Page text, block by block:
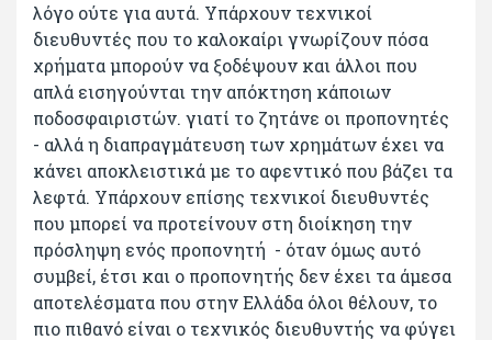
λόγο ούτε για αυτά. Υπάρχουν τεχνικοί
διευθυντές που το καλοκαίρι γνωρίζουν πόσα
χρήματα μπορούν να ξοδέψουν και άλλοι που
απλά εισηγούνται την απόκτηση κάποιων
ποδοσφαιριστών. γιατί το ζητάνε οι προπονητές
- αλλά η διαπραγμάτευση των χρημάτων έχει να
κάνει αποκλειστικά με το αφεντικό που βάζει τα
λεφτά. Υπάρχουν επίσης τεχνικοί διευθυντές
που μπορεί να προτείνουν στη διοίκηση την
πρόσληψη ενός προπονητή - όταν όμως αυτό
συμβεί, έτσι και ο προπονητής δεν έχει τα άμεσα
αποτελέσματα που στην Ελλάδα όλοι θέλουν, το
πιο πιθανό είναι ο τεχνικός διευθυντής να φύγει